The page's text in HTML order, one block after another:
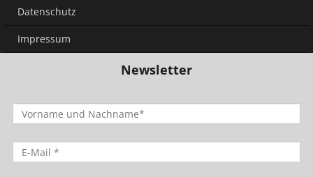
Datenschutz
Impressum
Newsletter